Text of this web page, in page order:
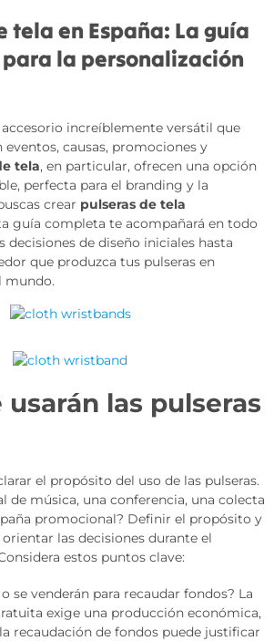
tela en España: La guía
la personalización
accesorio increíblemente versátil que
eventos, causas, promociones y
tela, en particular, ofrecen una opción
perfecta para el branding y la
crear pulseras de tela
guía completa te acompañará en todo
decisiones de diseño iniciales hasta
que produzca tus pulseras en
mundo.
usarán las pulseras
el propósito del uso de las pulseras.
de música, una conferencia, una colecta
promocional? Definir el propósito y
las decisiones durante el
estos puntos clave:
se venderán para recaudar fondos? La
exige una producción económica,
recaudación de fondos puede justificar